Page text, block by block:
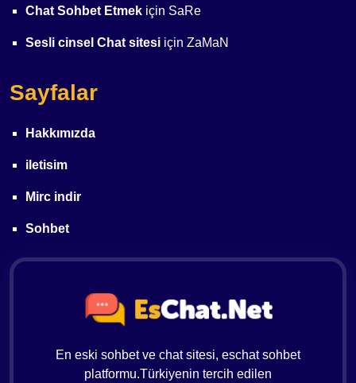
Chat Sohbet Etmek için SaRe
Sesli cinsel Chat sitesi için ZaMaN
En eski sohbet ve chat sitesi, eschat sohbet
platformu.Türkiyenin tercih edilen
Sayfalar
Hakkımızda
iletisim
Mirc indir
Sohbet